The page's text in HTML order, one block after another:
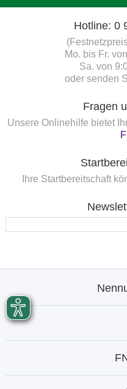
Hotline: 0
Mo. bis Fr.
Sa. von
oder senden
Fragen
Unsere Onlinehilfe bietet
Ihre Startbereitschaft